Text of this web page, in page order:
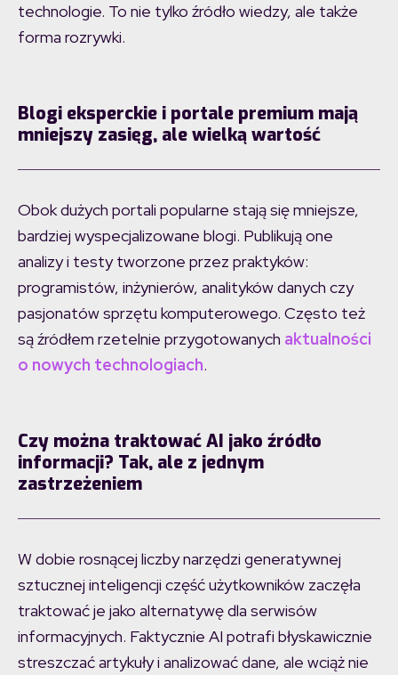
technologie. To nie tylko źródło wiedzy, ale także
forma rozrywki.
Blogi eksperckie i portale premium mają
mniejszy zasięg, ale wielką wartość
Obok dużych portali popularne stają się mniejsze,
bardziej wyspecjalizowane blogi. Publikują one
analizy i testy tworzone przez praktyków:
programistów, inżynierów, analityków danych czy
pasjonatów sprzętu komputerowego. Często też
są źródłem rzetelnie przygotowanych aktualności
o nowych technologiach.
Czy można traktować AI jako źródło
informacji? Tak, ale z jednym
zastrzeżeniem
W dobie rosnącej liczby narzędzi generatywnej
sztucznej inteligencji część użytkowników zaczęła
traktować je jako alternatywę dla serwisów
informacyjnych. Faktycznie AI potrafi błyskawicznie
streszczać artykuły i analizować dane, ale wciąż nie